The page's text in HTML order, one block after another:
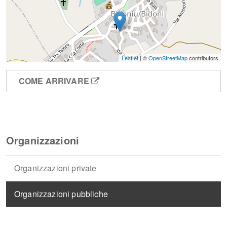
Leaflet| ©OpenStreetMapcontributors
COME ARRIVARE
Organizzazioni
Organizzazioni private
Organizzazioni pubbliche